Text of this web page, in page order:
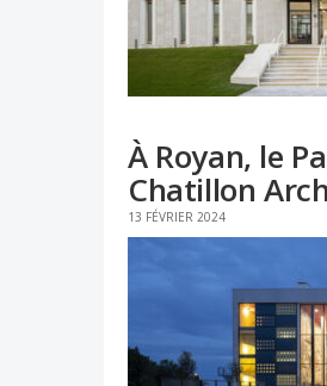
À Royan, le
Chatillon
13 FÉVRIER 2024